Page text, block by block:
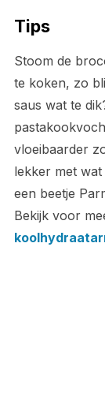
Tips
Stoom de
te koken, zo
saus wat te
vloeibaarder
lekker met
een beetje
Bekijk voor